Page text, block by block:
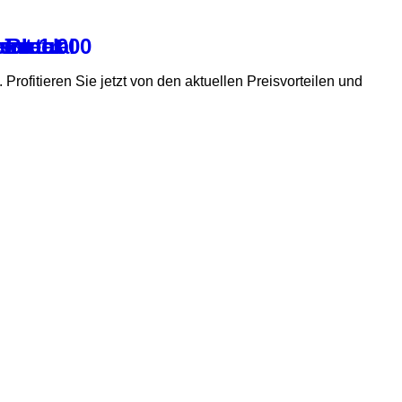
. Profitieren Sie jetzt von den aktuellen Preisvorteilen und
Block
1.000